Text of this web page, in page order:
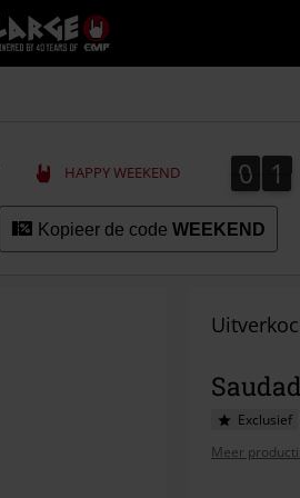
Large
–
Muziek-,
+
kleding
HAPPY WEEKEND 0
0 1
1
Kopieer de code WEEKEND
Exclusief
Meer